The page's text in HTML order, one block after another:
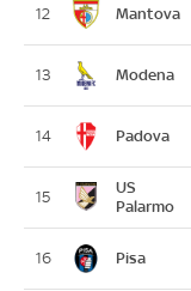
12 Mantova
13 Modena
14 Padova
15
US
Palarmo
16 Pisa